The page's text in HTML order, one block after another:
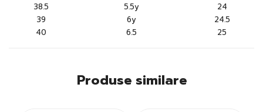
38.5
5.5y
24
39
6y
24.5
40
6.5 25
Produse similare